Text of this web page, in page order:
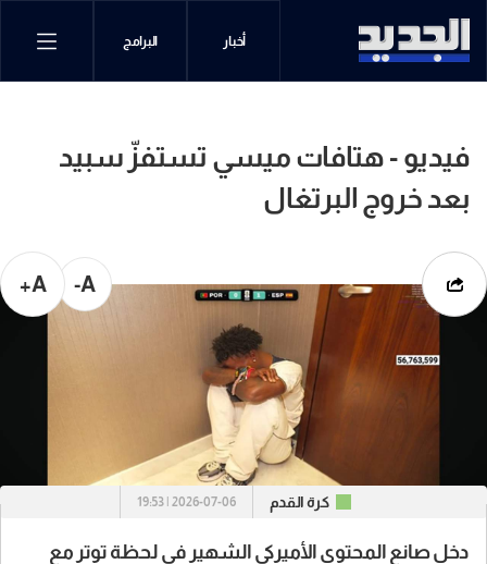
أخبار البرامج
فيديو - هتافات ميسي تستفزّ سبيد
بعد خروج البرتغال
A-
A+
كرة القدم 2026-07-06 | 19:53
دخل صانع المحتوى الأميركي الشهير في لحظة توتر مع